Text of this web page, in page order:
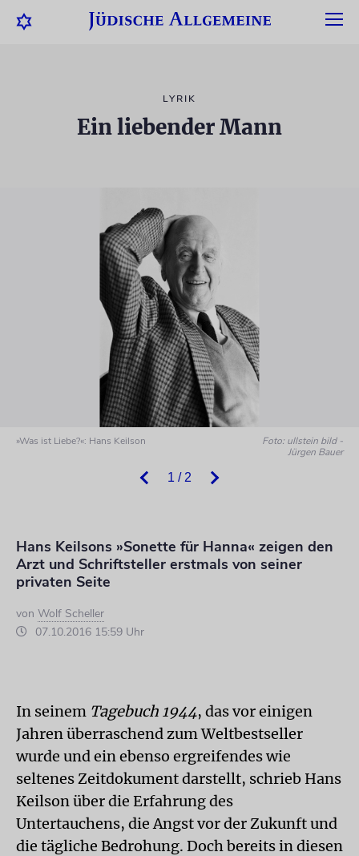
LYRIK
Ein liebender Mann
1 / 2
»Was ist Liebe?«: Hans Keilson
Foto: ullstein bild -
Jürgen Bauer
Hans Keilsons »Sonette für Hanna« zeigen den
Arzt und Schriftsteller erstmals von seiner
privaten Seite
von Wolf Scheller
07.10.2016 15:59 Uhr
In seinem Tagebuch 1944, das vor einigen
Jahren überraschend zum Weltbestseller
wurde und ein ebenso ergreifendes wie
seltenes Zeitdokument darstellt, schrieb Hans
Keilson über die Erfahrung des
Untertauchens, die Angst vor der Zukunft und
die tägliche Bedrohung. Doch bereits in diesen